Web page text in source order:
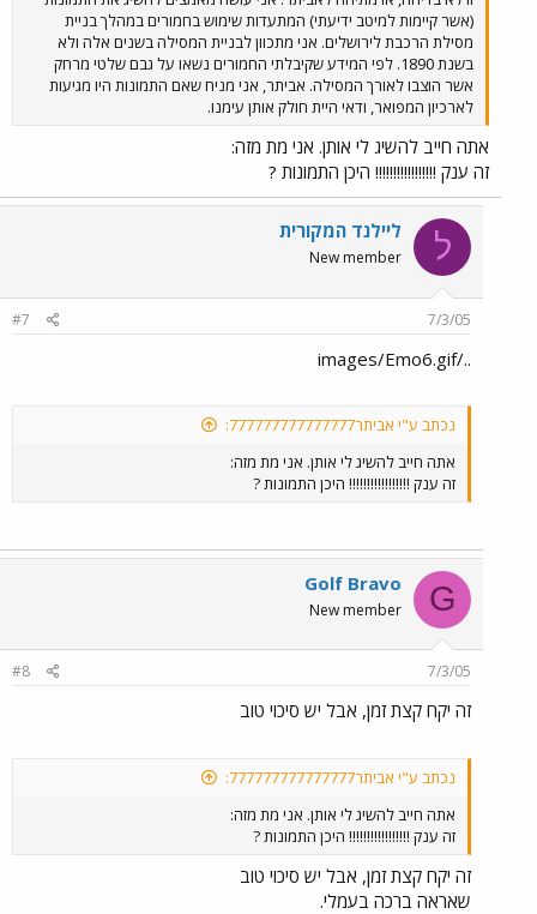
(אשר קיימות למיטב ידיעתי) המתעדות שימוש בחמורים במהלך בניית
מסילת הרכבת לירושלים. אני מתכוון לבניית המסילה בשנים אלה ולא
בשנת 1890. לפי המידע שקיבלתי החמורים נשאו על גבם שלטי מרחק
אשר הוצבו לאורך המסילה. אביתר, אני מניח שאם התמונות היו מגיעות
לארכיון המפואר, ודאי היית חולק אותן עימנו.
אתה חייב להשיג לי אותן. אני מת מזה:
זה ענק !!!!!!!!!!!!!!!!! היכן התמונות ?
ל ליילנד המקורית
New member
7/3/05
#7
../images/Emo6.gif
נכתב ע"י אביתר777777777777777:
אתה חייב להשיג לי אותן. אני מת מזה:
זה ענק !!!!!!!!!!!!!!!!! היכן התמונות ?
G
Golf Bravo
New member
7/3/05
#8
זה יקח קצת זמן, אבל יש סיכוי טוב
נכתב ע"י אביתר777777777777777:
אתה חייב להשיג לי אותן. אני מת מזה:
זה ענק !!!!!!!!!!!!!!!!! היכן התמונות ?
זה יקח קצת זמן, אבל יש סיכוי טוב
שאראה ברכה בעמלי.